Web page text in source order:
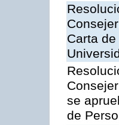
Carta
se
de